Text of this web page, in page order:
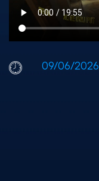
09/06/2026